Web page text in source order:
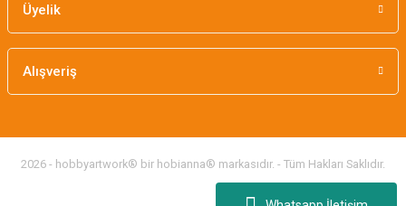
Üyelik
Alışveriş
2026 - hobbyartwork® bir hobianna® markasıdır. - Tüm Hakları Saklıdır.